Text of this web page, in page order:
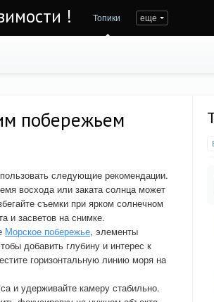
! Топики еще
побережьем
следующие рекомендации.
восхода или заката солнца может
съемки при ярком солнечном
и засветов на снимке.
Морское побережье, элементы
добавить глубину и интерес к
горизонтальную линию моря на
и удерживайте камеру стабильно.